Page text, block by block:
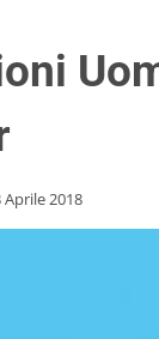
Aprile 2018